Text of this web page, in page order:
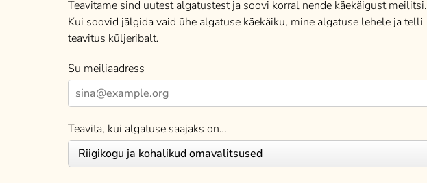
Teavitame sind uutest algatustest ja soovi korral nende käekäigust meilitsi.
Kui soovid jälgida vaid ühe algatuse käekäiku, mine algatuse lehele ja telli
teavitus küljeribalt.
Su meiliaadress
Teavita, kui algatuse saajaks on…